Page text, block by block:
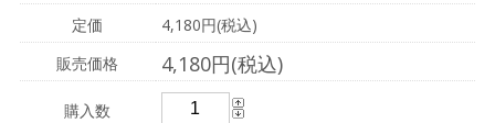
定価
4,180円(税込)
販売価格
4,180円(税込)
購入数